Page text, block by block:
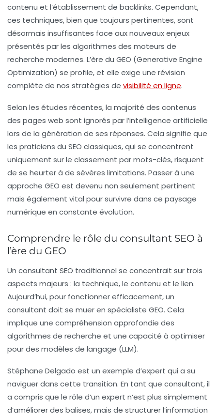
contenu et l’établissement de backlinks. Cependant,
ces techniques, bien que toujours pertinentes, sont
désormais insuffisantes face aux nouveaux enjeux
présentés par les algorithmes des moteurs de
recherche modernes. L’ère du GEO (Generative Engine
Optimization) se profile, et elle exige une révision
complète de nos stratégies de visibilité en ligne.
Selon les études récentes, la majorité des contenus
des pages web sont ignorés par l’intelligence artificielle
lors de la génération de ses réponses. Cela signifie que
les praticiens du SEO classiques, qui se concentrent
uniquement sur le classement par mots-clés, risquent
de se heurter à de sévères limitations. Passer à une
approche GEO est devenu non seulement pertinent
mais également vital pour survivre dans ce paysage
numérique en constante évolution.
Comprendre le rôle du consultant SEO à
l’ère du GEO
Un consultant SEO traditionnel se concentrait sur trois
aspects majeurs : la technique, le contenu et le lien.
Aujourd’hui, pour fonctionner efficacement, un
consultant doit se muer en spécialiste GEO. Cela
implique une compréhension approfondie des
algorithmes de recherche et une capacité à optimiser
pour des modèles de langage (LLM).
Stéphane Delgado est un exemple d’expert qui a su
naviguer dans cette transition. En tant que consultant, il
a compris que le rôle d’un expert n’est plus simplement
d’améliorer des balises, mais de structurer l’information